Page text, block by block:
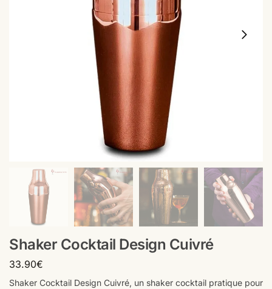
Shaker Cocktail Design Cuivré
33.90€
Shaker Cocktail Design Cuivré, un shaker cocktail pratique pour